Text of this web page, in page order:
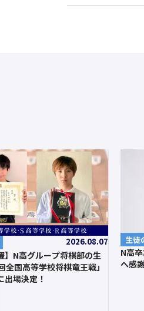
2026.08.07
】N高グループ将棋部の生
全国高等学校将棋竜王戦」
出場決定！
生徒
N高
へ感